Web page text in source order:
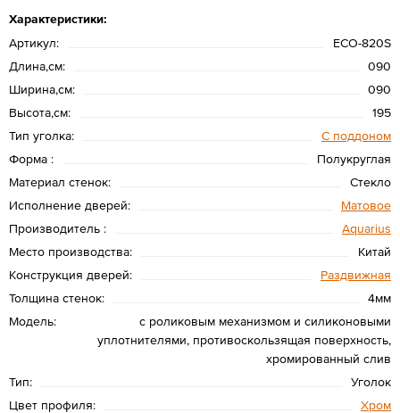
Характеристики:
Артикул:
ECO-820S
Длина,см:
090
Ширина,см:
090
Высота,см:
195
Тип уголка:
С поддоном
Форма :
Полукруглая
Материал стенок:
Стекло
Исполнение дверей:
Матовое
Производитель :
Aquarius
Место производства:
Китай
Конструкция дверей:
Раздвижная
Толщина стенок:
4мм
Модель:
с роликовым механизмом и силиконовыми
уплотнителями, противоскользящая поверхность,
хромированный слив
Тип:
Уголок
Цвет профиля:
Хром